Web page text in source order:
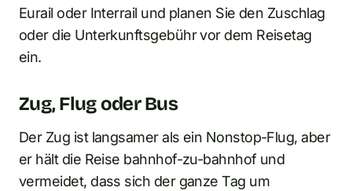
Eurail oder Interrail und planen Sie den Zuschlag
oder die Unterkunftsgebühr vor dem Reisetag
ein.
Zug, Flug oder Bus
Der Zug ist langsamer als ein Nonstop-Flug, aber
er hält die Reise bahnhof-zu-bahnhof und
vermeidet, dass sich der ganze Tag um